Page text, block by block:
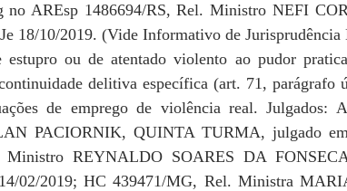
no AREsp 1486694/RS, Rel. Ministro NEFI
18/10/2019. (Vide Informativo de Jurisprudência
ou de atentado violento ao pudor
delitiva específica (art. 71, parágrafo
de emprego de violência real. Julgados:
PACIORNIK, QUINTA TURMA, julgado
Ministro REYNALDO SOARES DA
02/2019; HC 439471/MG, Rel. Ministra